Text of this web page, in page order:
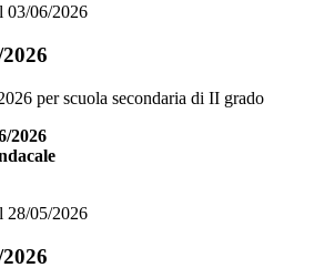
03/06/2026
per scuola secondaria di II grado
2026
28/05/2026